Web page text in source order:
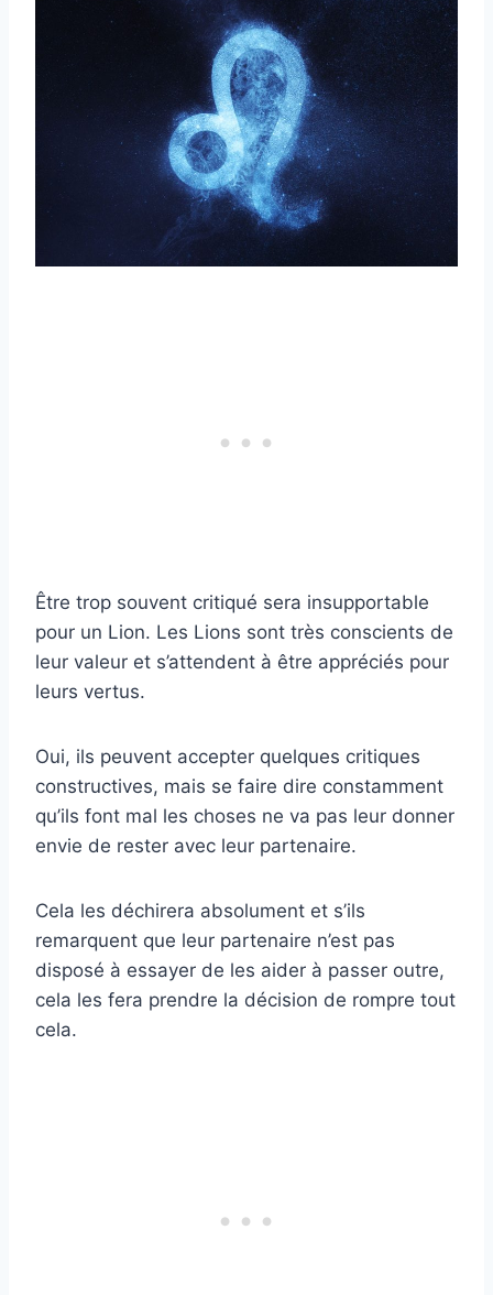
Être trop souvent critiqué sera insupportable
pour un Lion. Les Lions sont très conscients de
leur valeur et s’attendent à être appréciés pour
leurs vertus.
Oui, ils peuvent accepter quelques critiques
constructives, mais se faire dire constamment
qu’ils font mal les choses ne va pas leur donner
envie de rester avec leur partenaire.
Cela les déchirera absolument et s’ils
remarquent que leur partenaire n’est pas
disposé à essayer de les aider à passer outre,
cela les fera prendre la décision de rompre tout
cela.